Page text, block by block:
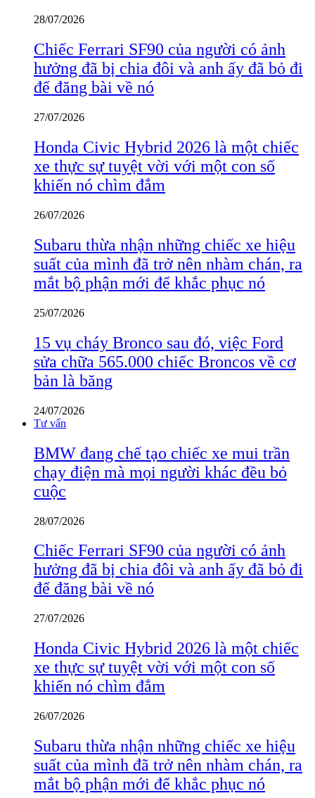
28/07/2026
Chiếc Ferrari SF90 của người có ảnh
hưởng đã bị chia đôi và anh ấy đã bỏ đi
để đăng bài về nó
27/07/2026
Honda Civic Hybrid 2026 là một chiếc
xe thực sự tuyệt vời với một con số
khiến nó chìm đắm
26/07/2026
Subaru thừa nhận những chiếc xe hiệu
suất của mình đã trở nên nhàm chán, ra
mắt bộ phận mới để khắc phục nó
25/07/2026
15 vụ cháy Bronco sau đó, việc Ford
sửa chữa 565.000 chiếc Broncos về cơ
bản là băng
24/07/2026
Tư vấn
BMW đang chế tạo chiếc xe mui trần
chạy điện mà mọi người khác đều bỏ
cuộc
28/07/2026
Chiếc Ferrari SF90 của người có ảnh
hưởng đã bị chia đôi và anh ấy đã bỏ đi
để đăng bài về nó
27/07/2026
Honda Civic Hybrid 2026 là một chiếc
xe thực sự tuyệt vời với một con số
khiến nó chìm đắm
26/07/2026
Subaru thừa nhận những chiếc xe hiệu
suất của mình đã trở nên nhàm chán, ra
mắt bộ phận mới để khắc phục nó